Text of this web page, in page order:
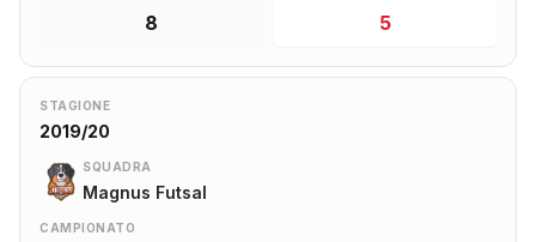
8 5
STAGIONE
2019/20
SQUADRA
Magnus Futsal
CAMPIONATO